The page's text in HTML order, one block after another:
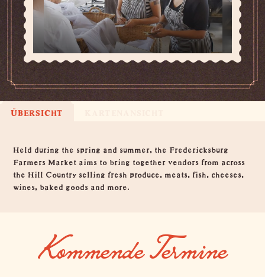
ÜBERSICHT
Übersicht
Held during the spring and summer, the Fredericksburg
Farmers Market aims to bring together vendors from across
the Hill Country selling fresh produce, meats, fish, cheeses,
wines, baked goods and more.
Kommende Termine